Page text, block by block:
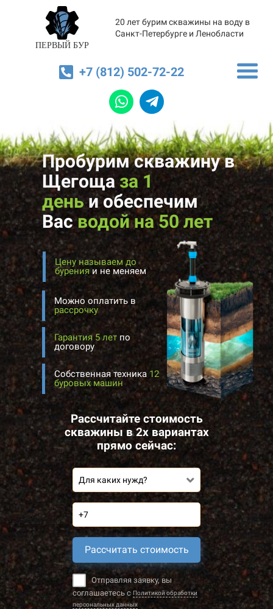
ПЕРВЫЙ БУР
20 лет бурим скважины на воду в
Санкт-Петербурге и Ленобласти
+7 (812) 502-72-22
Пробурим скважину в
Щегоща за 1
деньиобеспечим
Васводой на 50 лет
Цену называем до
буренияи не меняем
Собственная техника 12
буровых машин
Можно оплатить в
рассрочку
Рассчитайте стоимость
скважины в 2х вариантах
прямо сейчас:
Для каких нужд?
Рассчитать стоимость
Отправляя заявку, вы
соглашаетесь с Политикой обработки
персональных данных
Гарантия 5 лет по
договору